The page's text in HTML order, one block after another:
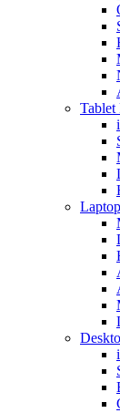
Tablet